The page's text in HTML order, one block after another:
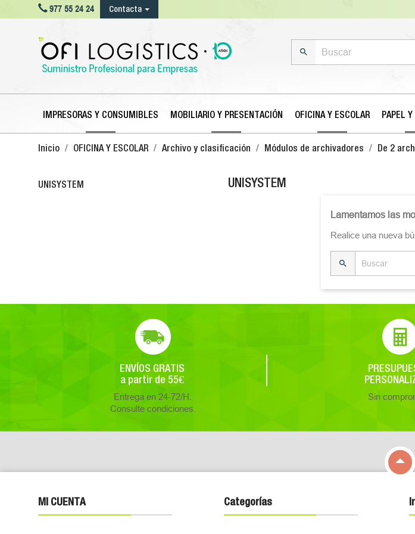
977 55 24 24 Contacta

IMPRESORAS Y CONSUMIBLES MOBILIARIO Y PRESENTACIÓN OFICINA Y ESCOLAR PAPEL
Inicio OFICINA Y ESCOLAR Archivo y clasificación Módulos de archivadores De 2
UNISYSTEM UNISYSTEM
Lamentamos las
Realice una nueva

ENVÍOS GRATIS
a partir de 55€
Entrega en 24-72/H.
Consulte condiciones.
Sin

MI CUENTA Categorías